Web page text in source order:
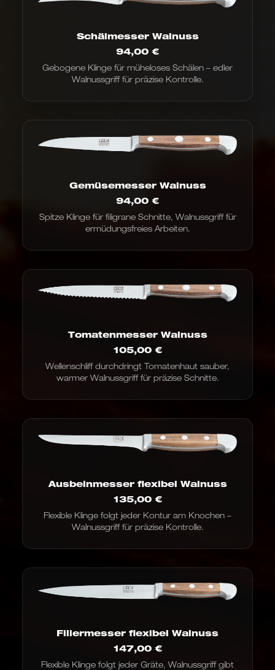
Schälmesser Walnuss
94,00 €
Gebogene Klinge für müheloses Schälen – edler
Walnussgriff für präzise Kontrolle.
Gemüsemesser Walnuss
94,00 €
Spitze Klinge für filigrane Schnitte, Walnussgriff für
ermüdungsfreies Arbeiten.
Tomatenmesser Walnuss
105,00 €
Wellenschliff durchdringt Tomatenhaut sauber,
warmer Walnussgriff für präzise Schnitte.
Ausbeinmesser flexibel Walnuss
135,00 €
Flexible Klinge folgt jeder Kontur am Knochen –
Walnussgriff für präzise Kontrolle.
Filiermesser flexibel Walnuss
147,00 €
Flexible Klinge folgt jeder Gräte, Walnussgriff gibt